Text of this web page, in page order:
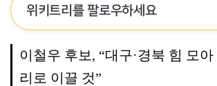
위키트리를 팔로우하세요
이철우 후보, “대구·경북 힘 모
리로 이끌 것”